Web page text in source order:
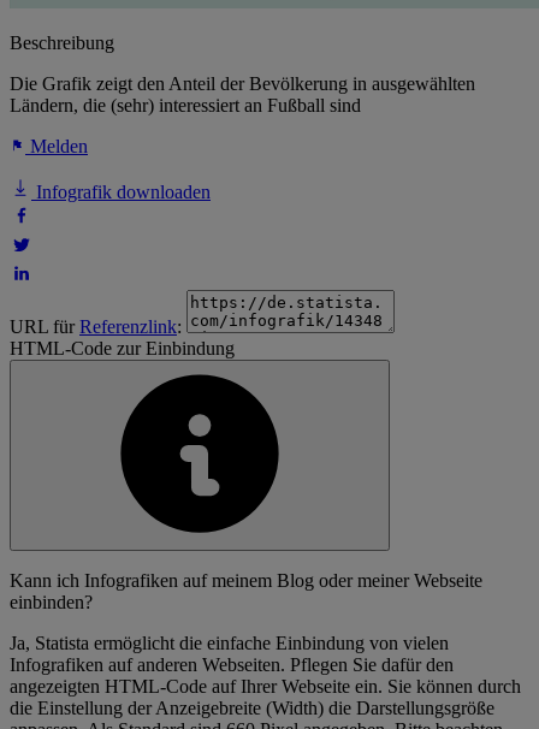
Beschreibung
Die Grafik zeigt den Anteil der Bevölkerung in ausgewählten
Ländern, die (sehr) interessiert an Fußball sind
Melden
Infografik downloaden
URL fürReferenzlink:
HTML-Code zur Einbindung
Kann ich Infografiken auf meinem Blog oder meiner Webseite
einbinden?
Ja, Statista ermöglicht die einfache Einbindung von vielen
Infografiken auf anderen Webseiten. Pflegen Sie dafür den
angezeigten HTML-Code auf Ihrer Webseite ein. Sie können durch
die Einstellung der Anzeigebreite (Width) die Darstellungsgröße